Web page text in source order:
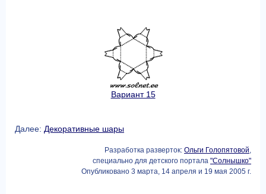
Вариант 15
Далее: Декоративные шары
Разработка разверток: Ольги Голопятовой,
специально для детского портала "Солнышко"
Опубликовано 3 марта, 14 апреля и 19 мая 2005 г.